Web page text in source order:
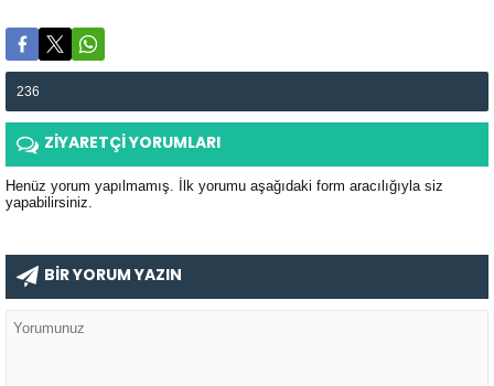
236
ZİYARETÇİ YORUMLARI
Henüz yorum yapılmamış. İlk yorumu aşağıdaki form aracılığıyla siz
yapabilirsiniz.
BİR YORUM YAZIN